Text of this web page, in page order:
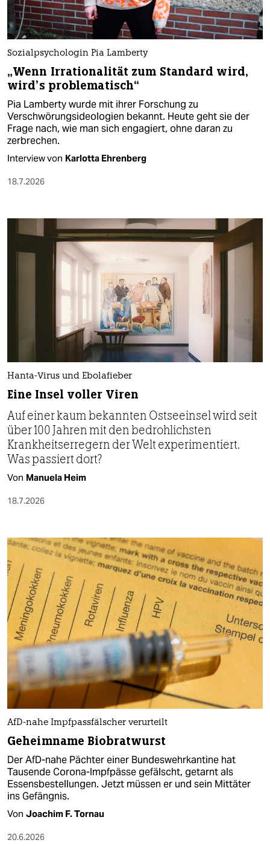
Sozialpsychologin Pia Lamberty
„Wenn Irrationalität zum Standard wird,
wird’s problematisch“
Pia Lamberty wurde mit ihrer Forschung zu
Verschwörungsideologien bekannt. Heute geht sie der
Frage nach, wie man sich engagiert, ohne daran zu
zerbrechen.
Interview von Karlotta Ehrenberg
18.7.2026
Hanta-Virus und Ebolafieber
Eine Insel voller Viren
Auf einer kaum bekannten Ostseeinsel wird seit
über 100 Jahren mit den bedrohlichsten
Krankheitserregern der Welt experimentiert.
Was passiert dort?
Von Manuela Heim
18.7.2026
AfD-nahe Impfpassfälscher verurteilt
Geheimname Biobratwurst
Der AfD-nahe Pächter einer Bundeswehrkantine hat
Tausende Corona-Impfpässe gefälscht, getarnt als
Essensbestellungen. Jetzt müssen er und sein Mittäter
ins Gefängnis.
Von Joachim F. Tornau
20.6.2026